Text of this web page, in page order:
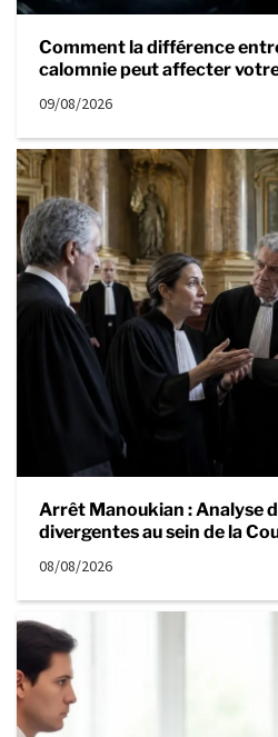
Comment la différence
calomnie peut affecter
09/08/2026
Arrêt Manoukian : Analyse
divergentes au sein de la
08/08/2026